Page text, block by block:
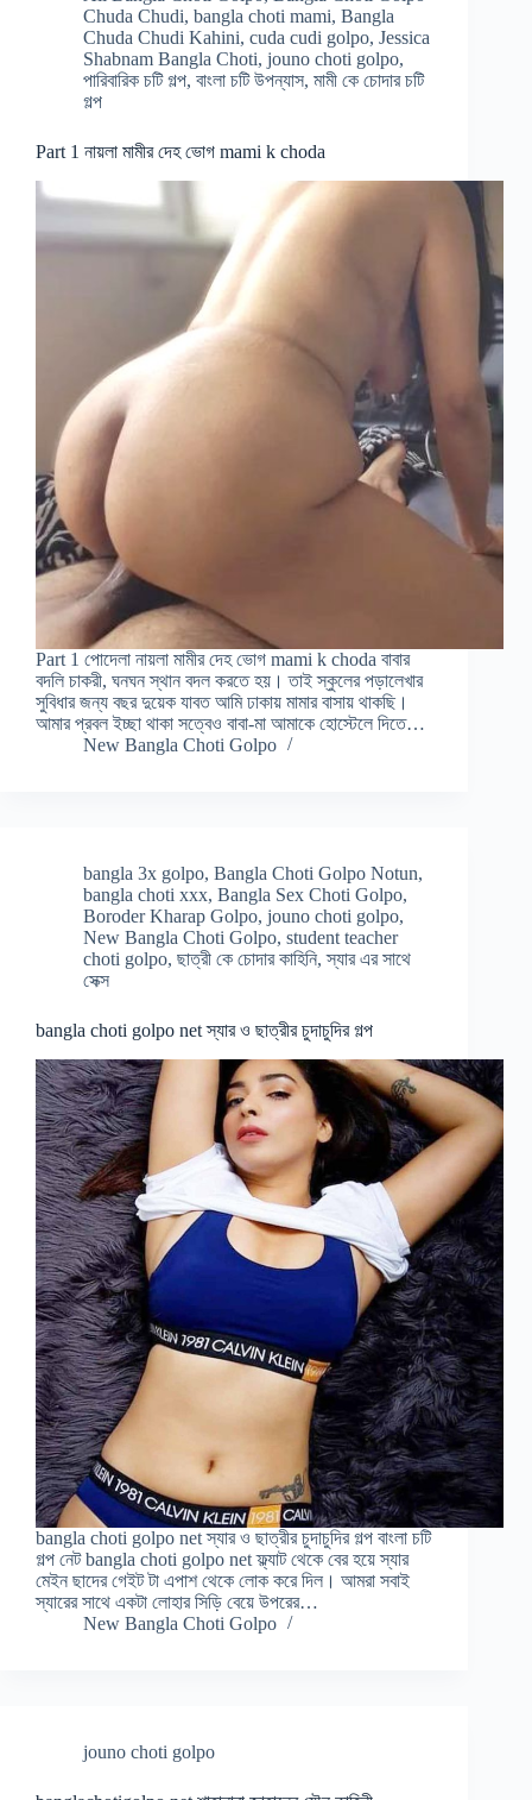
Chuda Chudi, bangla choti mami, Bangla
Chuda Chudi Kahini, cuda cudi golpo, Jessica
Shabnam Bangla Choti, jouno choti golpo,
পারিবারিক চটি গল্প, বাংলা চটি উপন্যাস, মামী কে চোদার চটি
গল্প
Part 1 নায়লা মামীর দেহ ভোগ mami k choda
Part 1 পোদেলা নায়লা মামীর দেহ ভোগ mami k choda বাবার
বদলি চাকরী, ঘনঘন স্থান বদল করতে হয়। তাই স্কুলের পড়ালেখার
সুবিধার জন্য বছর দুয়েক যাবত আমি ঢাকায় মামার বাসায় থাকছি।
আমার প্রবল ইচ্ছা থাকা সত্বেও বাবা-মা আমাকে হোস্টেলে দিতে…
New Bangla Choti Golpo
bangla 3x golpo, Bangla Choti Golpo Notun,
bangla choti xxx, Bangla Sex Choti Golpo,
Boroder Kharap Golpo, jouno choti golpo,
New Bangla Choti Golpo, student teacher
choti golpo, ছাত্রী কে চোদার কাহিনি,স্যার এর সাথে
সেক্স
bangla choti golpo net স্যার ও ছাত্রীর চুদাচুদির গল্প
bangla choti golpo net স্যার ও ছাত্রীর চুদাচুদির গল্প বাংলা চটি
গল্প নেট bangla choti golpo net ফ্ল্যাট থেকে বের হয়ে স্যার
মেইন ছাদের গেইট টা এপাশ থেকে লোক করে দিল। আমরা সবাই
স্যারের সাথে একটা লোহার সিড়ি বেয়ে উপরের…
New Bangla Choti Golpo
jouno choti golpo